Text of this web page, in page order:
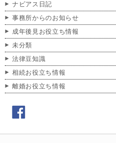
ナビアス日記
事務所からのお知らせ
成年後見お役立ち情報
未分類
法律豆知識
相続お役立ち情報
離婚お役立ち情報